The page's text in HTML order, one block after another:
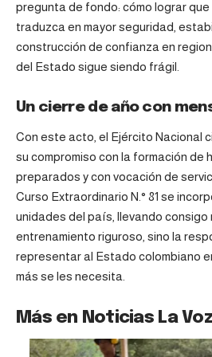
pregunta de fondo: cómo lograr
traduzca en mayor seguridad,
construcción de confianza en
del Estado sigue siendo frágil.
Un cierre de año con
Con este acto, el Ejército Nacional
su compromiso con la formación de
preparados y con vocación de
Curso Extraordinario N.° 81 se
unidades del país, llevando consigo
entrenamiento riguroso, sino la
representar al Estado colombiano
más se les necesita.
Más en Noticias La